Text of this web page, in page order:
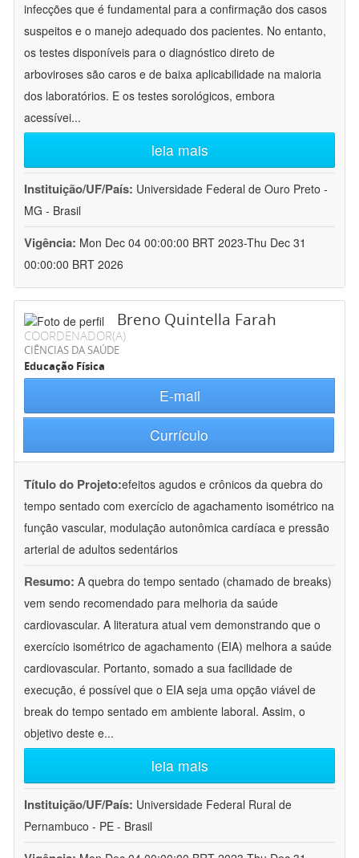
infecções que é fundamental para a confirmação dos casos
suspeitos e o manejo adequado dos pacientes. No entanto,
os testes disponíveis para o diagnóstico direto de
arboviroses são caros e de baixa aplicabilidade na maioria
dos laboratórios. E os testes sorológicos, embora
acessívei...
leia mais
Instituição/UF/País: Universidade Federal de Ouro Preto -
MG - Brasil
Vigência: Mon Dec 04 00:00:00 BRT 2023-Thu Dec 31
00:00:00 BRT 2026
Breno Quintella Farah
COORDENADOR(A)
CIÊNCIAS DA SAÚDE
Educação Física
E-mail
Currículo
Título do Projeto:efeitos agudos e crônicos da quebra do
tempo sentado com exercício de agachamento isométrico na
função vascular, modulação autonômica cardíaca e pressão
arterial de adultos sedentários
Resumo: A quebra do tempo sentado (chamado de breaks)
vem sendo recomendado para melhoria da saúde
cardiovascular. A literatura atual vem demonstrando que o
exercício isométrico de agachamento (EIA) melhora a saúde
cardiovascular. Portanto, somado a sua facilidade de
execução, é possível que o EIA seja uma opção viável de
break do tempo sentado em ambiente laboral. Assim, o
objetivo deste e...
leia mais
Instituição/UF/País: Universidade Federal Rural de
Pernambuco - PE - Brasil